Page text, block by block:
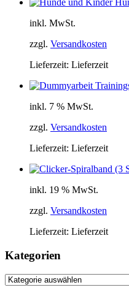
inkl. MwSt.
zzgl. Versandkosten
Lieferzeit: Lieferzeit
inkl. 7 % MwSt.
zzgl. Versandkosten
Lieferzeit: Lieferzeit
inkl. 19 % MwSt.
zzgl. Versandkosten
Lieferzeit: Lieferzeit
Kategorien
Kategorien